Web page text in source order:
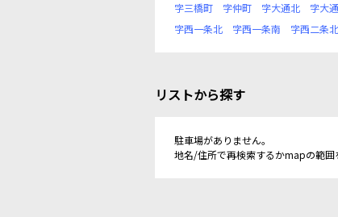
字三橋町
字仲町 字大通北 字大
字西一条北
字西一条南 字西二条北
リストから探す
駐車場がありません。
地名/住所で再検索するかmapの範囲